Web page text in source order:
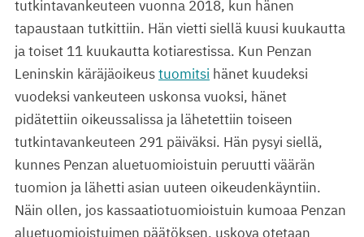
tutkintavankeuteen vuonna 2018, kun hänen
tapaustaan tutkittiin. Hän vietti siellä kuusi kuukautta
ja toiset 11 kuukautta kotiarestissa. Kun Penzan
Leninskin käräjäoikeustuomitsi hänet kuudeksi
vuodeksi vankeuteen uskonsa vuoksi, hänet
pidätettiin oikeussalissa ja lähetettiin toiseen
tutkintavankeuteen 291 päiväksi. Hän pysyi siellä,
kunnes Penzan aluetuomioistuin peruutti väärän
tuomion ja lähetti asian uuteen oikeudenkäyntiin.
Näin ollen, jos kassaatiotuomioistuin kumoaa Penzan
aluetuomioistuimen päätöksen, uskova otetaan